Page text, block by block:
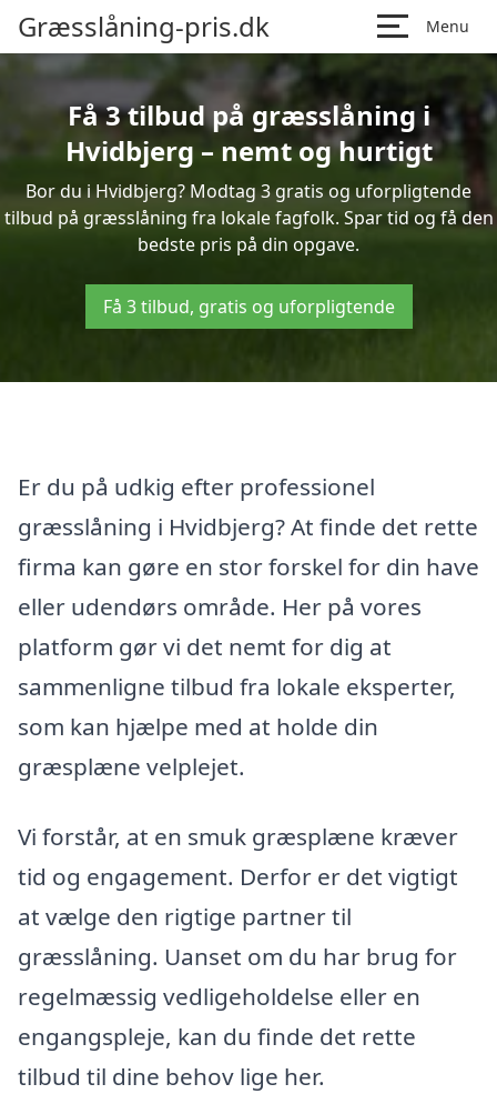
Græsslåning-pris.dk Menu
Få 3 tilbud på græsslåning i
Hvidbjerg – nemt og hurtigt
Bor du i Hvidbjerg? Modtag 3 gratis og uforpligtende
tilbud på græsslåning fra lokale fagfolk. Spar tid og få den
bedste pris på din opgave.
Få 3 tilbud, gratis og uforpligtende
Er du på udkig efter professionel
græsslåning i Hvidbjerg? At finde det rette
firma kan gøre en stor forskel for din have
eller udendørs område. Her på vores
platform gør vi det nemt for dig at
sammenligne tilbud fra lokale eksperter,
som kan hjælpe med at holde din
græsplæne velplejet.
Vi forstår, at en smuk græsplæne kræver
tid og engagement. Derfor er det vigtigt
at vælge den rigtige partner til
græsslåning. Uanset om du har brug for
regelmæssig vedligeholdelse eller en
engangspleje, kan du finde det rette
tilbud til dine behov lige her.